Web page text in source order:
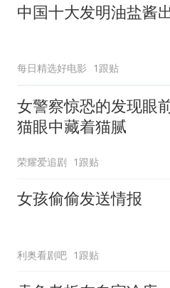
中国十大发明油盐酱
每日精选好电影 1跟贴
女警察惊恐的发现眼
猫眼中藏着猫腻
荣耀爱追剧 1跟贴
女孩偷偷发送情报
利奥看剧吧 1跟贴